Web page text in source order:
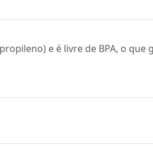
e é livre de BPA, o que